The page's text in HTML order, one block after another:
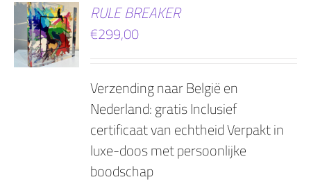
RULE BREAKER
€299,00
Verzending naar België en
Nederland: gratis Inclusief
certificaat van echtheid Verpakt in
luxe-doos met persoonlijke
boodschap